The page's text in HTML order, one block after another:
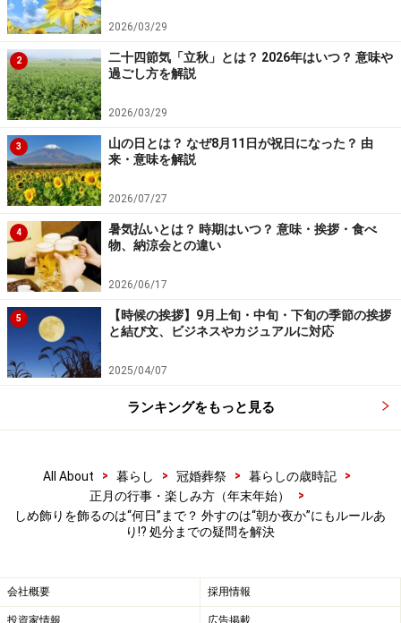
方【決定版】
※記事内容は執筆時点のものです。最新の内容をご確認くださ
い。
2026/03/29
2
二十四節気「立秋」とは？ 2026年はいつ？ 意味や
過ごし方を解説
2026/03/29
3
山の日とは？ なぜ8月11日が祝日になった？ 由
来・意味を解説
2026/07/27
4
暑気払いとは？ 時期はいつ？ 意味・挨拶・食べ
物、納涼会との違い
2026/06/17
5
【時候の挨拶】9月上旬・中旬・下旬の季節の挨拶
と結び文、ビジネスやカジュアルに対応
2025/04/07
ランキングをもっと見る
All About > 暮らし > 冠婚葬祭 > 暮らしの歳時記
>
正月の行事・楽しみ方（年末年始）
>
しめ飾りを飾るのは“何日”まで？ 外すのは“朝か夜か”にもルールあ
り!? 処分までの疑問を解決
会社概要 採用情報